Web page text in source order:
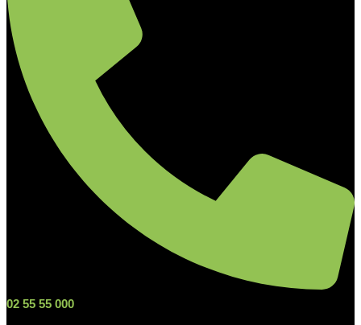
02 55 55 000